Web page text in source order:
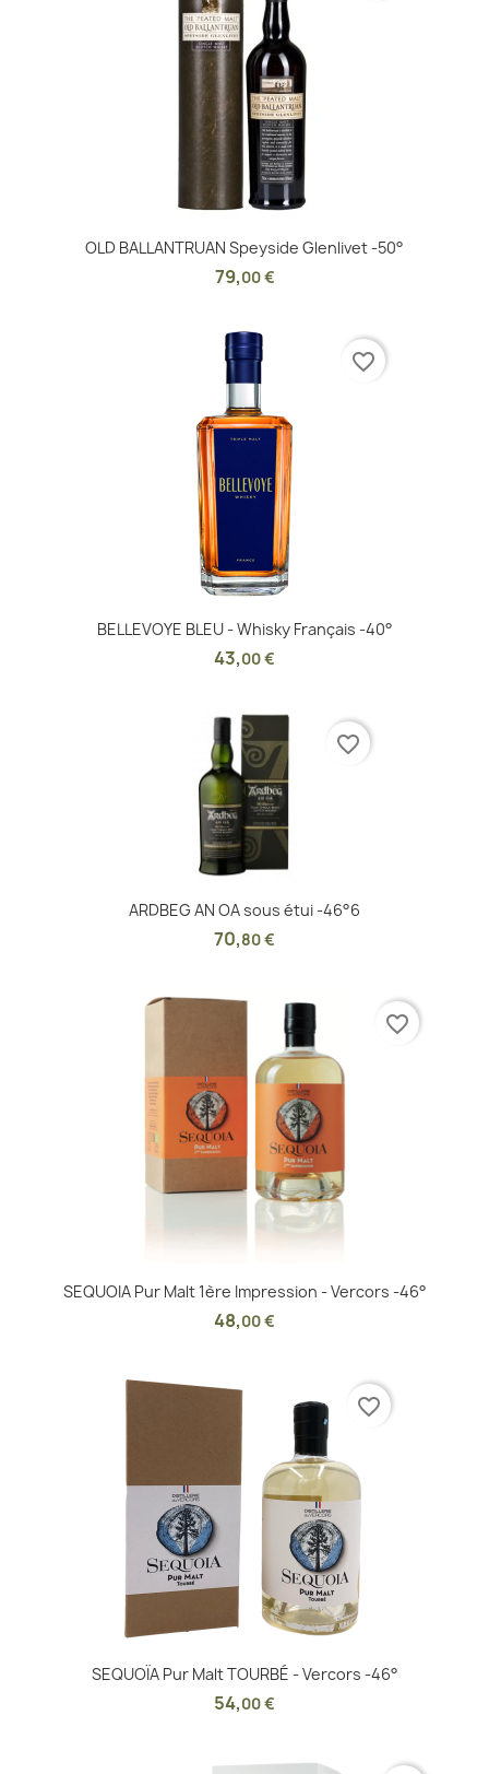
OLD BALLANTRUAN Speyside Glenlivet -50°
79,00 €
BELLEVOYE BLEU - Whisky Français -40°
43,00 €
favorite_border
ARDBEG AN OA sous étui -46°6
70,80 €
favorite_border
SEQUOIA Pur Malt 1ère Impression - Vercors -46°
48,00 €
favorite_border
SEQUOÏA Pur Malt TOURBÉ - Vercors -46°
54,00 €
favorite_border